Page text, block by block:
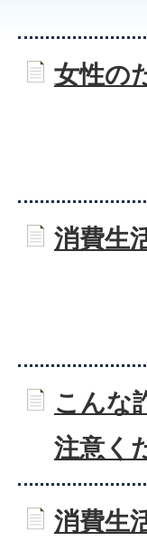
女性の
消費生
こんな
注意く
消費生